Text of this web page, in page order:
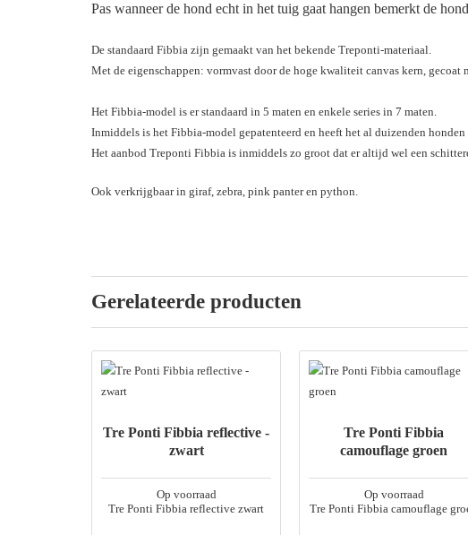
Pas wanneer de hond echt in het tuig gaat hangen bemerkt de
De standaard Fibbia zijn gemaakt van het bekende Treponti-materiaal.
Met de eigenschappen: vormvast door de hoge kwaliteit canvas kern,
Het Fibbia-model is er standaard in 5 maten en enkele series in 7 maten.
Inmiddels is het Fibbia-model gepatenteerd en heeft het al duizenden
Het aanbod Treponti Fibbia is inmiddels zo groot dat er altijd wel een
Ook verkrijgbaar in giraf, zebra, pink panter en python.
Gerelateerde producten
Op voorraad
Tre Ponti Fibbia reflective zwart
Tre Ponti Fibbia reflective -
zwart
Op voorraad
Tre Ponti Fibbia camouflage
Tre Ponti Fibbia
camouflage groen